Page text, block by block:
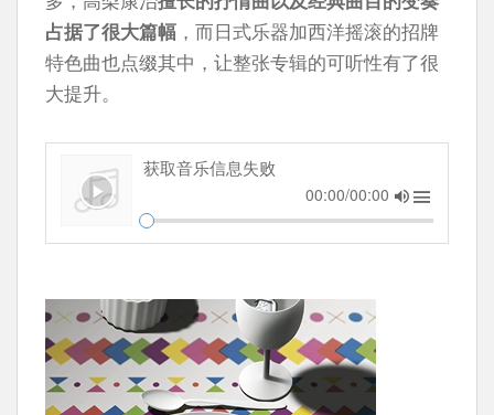
占据了很大篇幅 ，而日式乐器加西洋摇滚的招牌
特色曲也点缀其中，让整张专辑的可听性有了很
大提升。
获取音乐信息失败
00:00/00:00